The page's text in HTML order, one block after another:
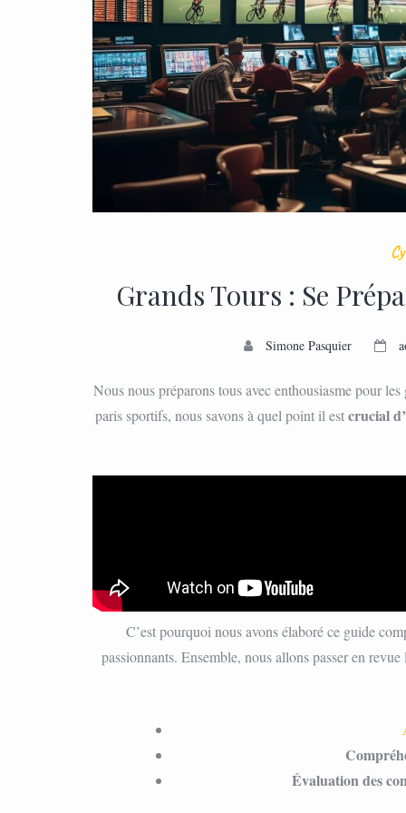
Grands Tours : Se
Simone Pasquier
Nous nous préparons tous avec enthousiasme pour
paris sportifs, nous savons à quel point il estcrucial
C’est pourquoi nous avons élaboré ce guide
passionnants. Ensemble, nous allons passer en revue
Évaluation des